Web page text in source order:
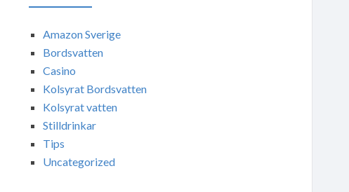
Amazon Sverige
Bordsvatten
Casino
Kolsyrat Bordsvatten
Kolsyrat vatten
Stilldrinkar
Tips
Uncategorized